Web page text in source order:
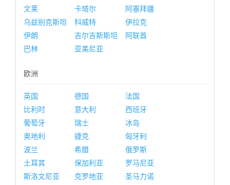
文莱
卡塔尔
阿塞拜疆
乌兹别克斯坦
科威特
伊拉克
伊朗
吉尔吉斯斯坦
阿联酋
巴林
亚美尼亚
欧洲
英国 德国
法国
比利时
意大利
西班牙
葡萄牙
瑞士
冰岛
奥地利
捷克
匈牙利
波兰
希腊
俄罗斯
土耳其
保加利亚
罗马尼亚
斯洛文尼亚
克罗地亚
圣马力诺